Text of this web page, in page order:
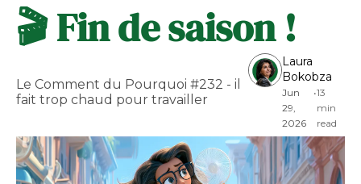
🎬 Fin de saison !
Le Comment du Pourquoi #232 - il
fait trop chaud pour travailler
Laura
Bokobza
Jun
29,
2026
•13
min
read